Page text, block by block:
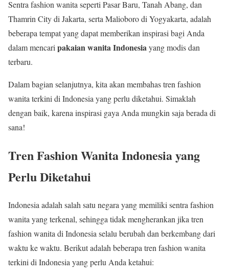
Sentra fashion wanita seperti Pasar Baru, Tanah Abang, dan
Thamrin City di Jakarta, serta Malioboro di Yogyakarta, adalah
beberapa tempat yang dapat memberikan inspirasi bagi Anda
dalam mencari pakaian wanita Indonesiayang modis dan
terbaru.
Dalam bagian selanjutnya, kita akan membahas tren fashion
wanita terkini di Indonesia yang perlu diketahui. Simaklah
dengan baik, karena inspirasi gaya Anda mungkin saja berada di
sana!
Tren Fashion Wanita Indonesia yang
Perlu Diketahui
Indonesia adalah salah satu negara yang memiliki sentra fashion
wanita yang terkenal, sehingga tidak mengherankan jika tren
fashion wanita di Indonesia selalu berubah dan berkembang dari
waktu ke waktu. Berikut adalah beberapa tren fashion wanita
terkini di Indonesia yang perlu Anda ketahui: